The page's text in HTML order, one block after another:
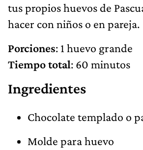
tus propios huevos de
hacer con niños o en pareja.
Porciones: 1 huevo grande
Tiempo total: 60 minutos
Ingredientes
Chocolate templado o
Molde para huevo